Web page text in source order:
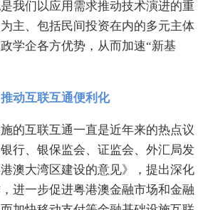
我们以应用需求推动技术演进的重
主、包括民间投资在内的多元主体
学企各方优势，从而加速“新基
动互联互通便利化
的互联互通一直是近年来的热点议
行、银保监会、证监会、外汇局发
澳大湾区建设的意见》，提出深化
进一步促进粤港澳金融市场和金融